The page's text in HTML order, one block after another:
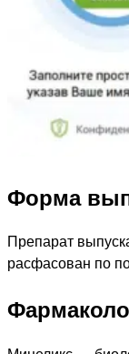
Форма
Препарат
расфасован по